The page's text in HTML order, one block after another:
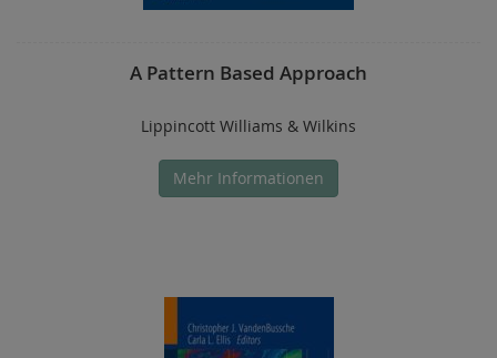
A Pattern Based Approach
Lippincott Williams & Wilkins
Mehr Informationen